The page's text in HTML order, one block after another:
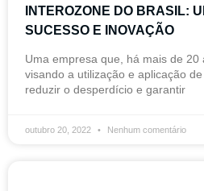
INTEROZONE DO BRASIL:
SUCESSO E INOVAÇÃO
Uma empresa que, há mais de 20
visando a utilização e aplicação
reduzir o desperdício e garantir
outubro 20, 2022 Nenhum comentário